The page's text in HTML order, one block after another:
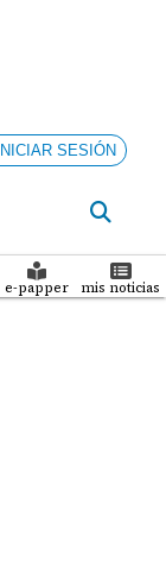
SESIÓN
e-papper mis noticias